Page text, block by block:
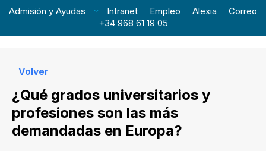
Admisión y Ayudas Intranet Empleo Alexia
Correo
+34 968 61 19 05
Volver
¿Qué grados universitarios y
profesiones son las más
demandadas en Europa?